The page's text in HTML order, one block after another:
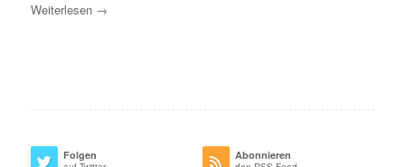
Weiterlesen→
Folgen Abonnieren